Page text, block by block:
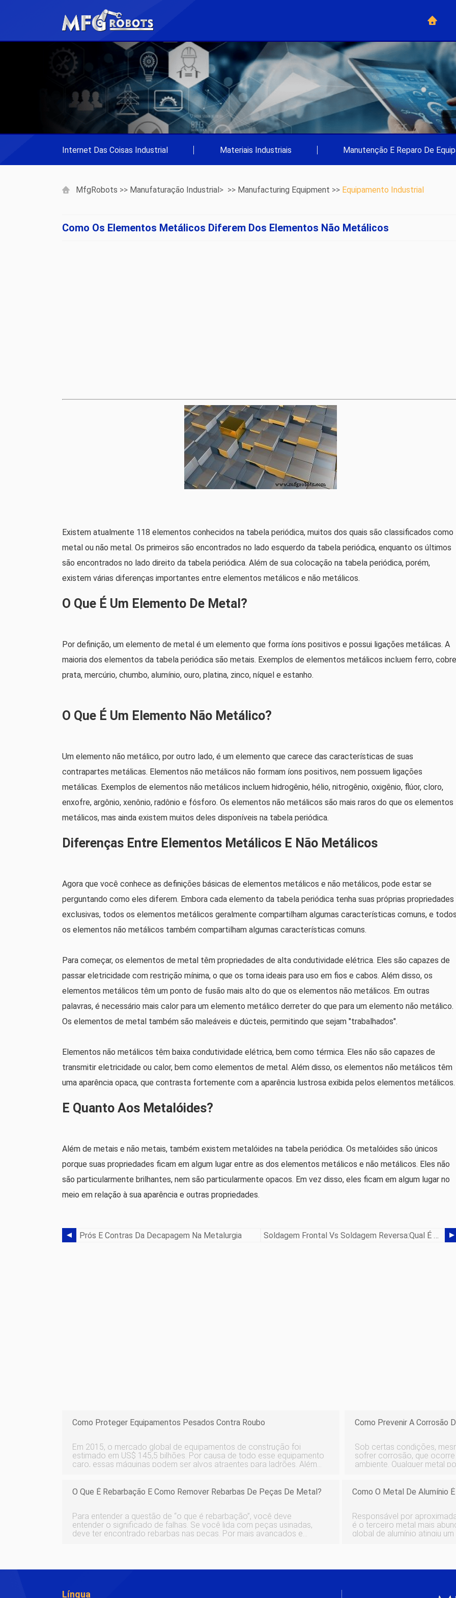
Internet Das Coisas Industrial Materiais Industriais Manutenção E Reparo De
MfgRobots >> Manufaturação Industrial> >> Manufacturing Equipment >> Equipamento Industrial
Como Os Elementos Metálicos Diferem Dos Elementos Não Metálicos
Existem atualmente 118 elementos conhecidos na tabela periódica, muitos dos quais são classificados como
metal ou não metal. Os primeiros são encontrados no lado esquerdo da tabela periódica, enquanto os últimos
são encontrados no lado direito da tabela periódica. Além de sua colocação na tabela periódica, porém,
existem várias diferenças importantes entre elementos metálicos e não metálicos.
O Que É Um Elemento De Metal?
Por definição, um elemento de metal é um elemento que forma íons positivos e possui ligações metálicas. A
maioria dos elementos da tabela periódica são metais. Exemplos de elementos metálicos incluem ferro,
prata, mercúrio, chumbo, alumínio, ouro, platina, zinco, níquel e estanho.
O Que É Um Elemento Não Metálico?
Um elemento não metálico, por outro lado, é um elemento que carece das características de suas
contrapartes metálicas. Elementos não metálicos não formam íons positivos, nem possuem ligações
metálicas. Exemplos de elementos não metálicos incluem hidrogênio, hélio, nitrogênio, oxigênio, flúor, cloro,
enxofre, argônio, xenônio, radônio e fósforo. Os elementos não metálicos são mais raros do que os elementos
metálicos, mas ainda existem muitos deles disponíveis na tabela periódica.
Diferenças Entre Elementos Metálicos E Não Metálicos
Agora que você conhece as definições básicas de elementos metálicos e não metálicos, pode estar se
perguntando como eles diferem. Embora cada elemento da tabela periódica tenha suas próprias propriedades
exclusivas, todos os elementos metálicos geralmente compartilham algumas características comuns, e
os elementos não metálicos também compartilham algumas características comuns.
Para começar, os elementos de metal têm propriedades de alta condutividade elétrica. Eles são capazes de
passar eletricidade com restrição mínima, o que os torna ideais para uso em fios e cabos. Além disso, os
elementos metálicos têm um ponto de fusão mais alto do que os elementos não metálicos. Em outras
palavras, é necessário mais calor para um elemento metálico derreter do que para um elemento não metálico.
Os elementos de metal também são maleáveis ​​e dúcteis, permitindo que sejam "trabalhados".
Elementos não metálicos têm baixa condutividade elétrica, bem como térmica. Eles não são capazes de
transmitir eletricidade ou calor, bem como elementos de metal. Além disso, os elementos não metálicos têm
uma aparência opaca, que contrasta fortemente com a aparência lustrosa exibida pelos elementos metálicos.
E Quanto Aos Metalóides?
Além de metais e não metais, também existem metalóides na tabela periódica. Os metalóides são únicos
porque suas propriedades ficam em algum lugar entre as dos elementos metálicos e não metálicos. Eles não
são particularmente brilhantes, nem são particularmente opacos. Em vez disso, eles ficam em algum lugar no
meio em relação à sua aparência e outras propriedades.
Prós E Contras Da Decapagem Na Metalurgia Soldagem Frontal Vs Soldagem Reversa:Qual É A Diferença?
Como Proteger Equipamentos Pesados ​​contra Roubo
Em 2015, o mercado global de equipamentos de construção foi
estimado em US$ 145,5 bilhões. Por causa de todo esse equipamento
caro, essas máquinas podem ser alvos atraentes para ladrões. Além
Como Prevenir A Corrosão
Sob certas condições,
sofrer corrosão, que
ambiente. Qualquer metal
O Que É Rebarbação E Como Remover Rebarbas De Peças De Metal?
Para entender a questão de “o que é rebarbação”, você deve
entender o significado de falhas. Se você lida com peças usinadas,
deve ter encontrado rebarbas nas peças. Por mais avançados e
Como O Metal De Alumínio
Responsável por
é o terceiro metal mais
global de alumínio atingiu
Língua